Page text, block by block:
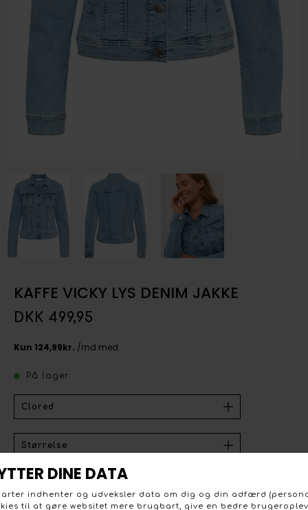
KAFFE VICKY LYS DENIM JAKKE
DKK 499,95
På lager